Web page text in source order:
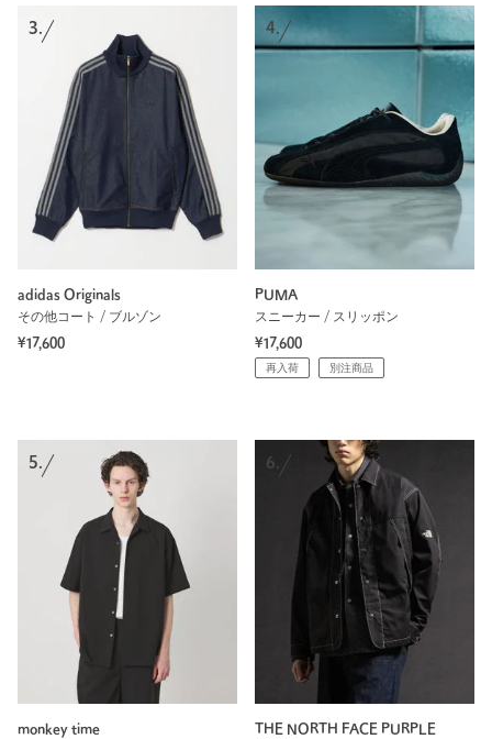
3.
adidas Originals
その他コート / ブルゾン
¥17,600
4.
PUMA
スニーカー / スリッポン
¥17,600
再入荷 別注商品
5.
monkey time
6.
THE NORTH FACE PURPLE